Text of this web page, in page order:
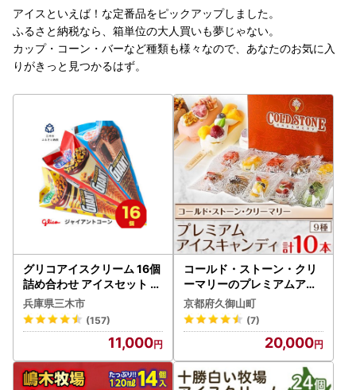
アイスといえば！な定番品をピックアップしました。
ふるさと納税なら、箱単位の大人買いも夢じゃない。
カップ・コーン・バーなど種類も様々なので、あなたのお気に入
りがきっと見つかるはず。
グリコアイスクリーム 16個
詰め合わせ アイスセット 詰
め合わせ 贈り物 お取り寄せ
お中元 ギフト 送料無料 食
べ比べ チョコ 配達 ファミ
兵庫県三木市
(157)
11,000
コールド・ストーン・クリ
ーマリーのプレミアムアイ
スキャンディ10本セット(M
A-3)_菓子・スイーツ アイ
ス・ジェラート _【配送不
可地域：離島・沖縄県】【1
344501】
京都府久御山町
(7)
20,000